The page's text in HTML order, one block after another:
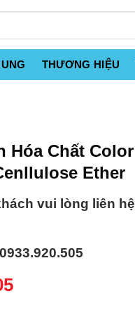
THƯƠNG HIỆU
Chất Color
Ether
vui lòng liên hệ